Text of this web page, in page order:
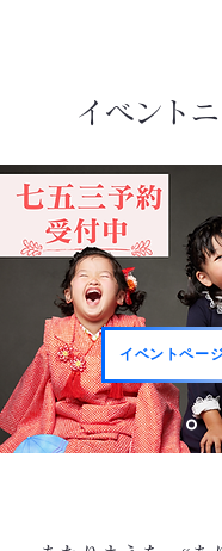
イベント
イベントペー